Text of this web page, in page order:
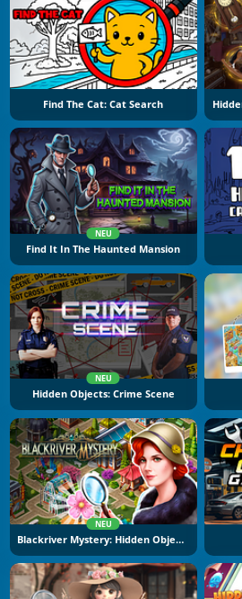
Find The Cat: Cat Search
NEU
Find It In The Haunted Mansion
NEU
Hidden Objects: Crime Scene
NEU
Blackriver Mystery: Hidden Objects